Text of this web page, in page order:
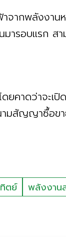
จากพลังงาน
ารอบแรก สา
ยคาดว่าจะเ
มสัญญาซื้อข
ตย์
พลังงาน